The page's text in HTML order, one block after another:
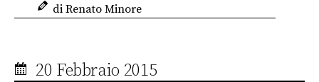
di Renato Minore
20 Febbraio 2015